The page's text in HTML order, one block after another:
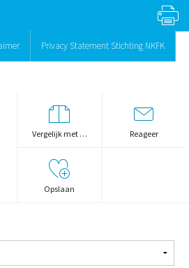
Privacy Statement Stichting NKFK
Vergelijk met … Reageer
Opslaan